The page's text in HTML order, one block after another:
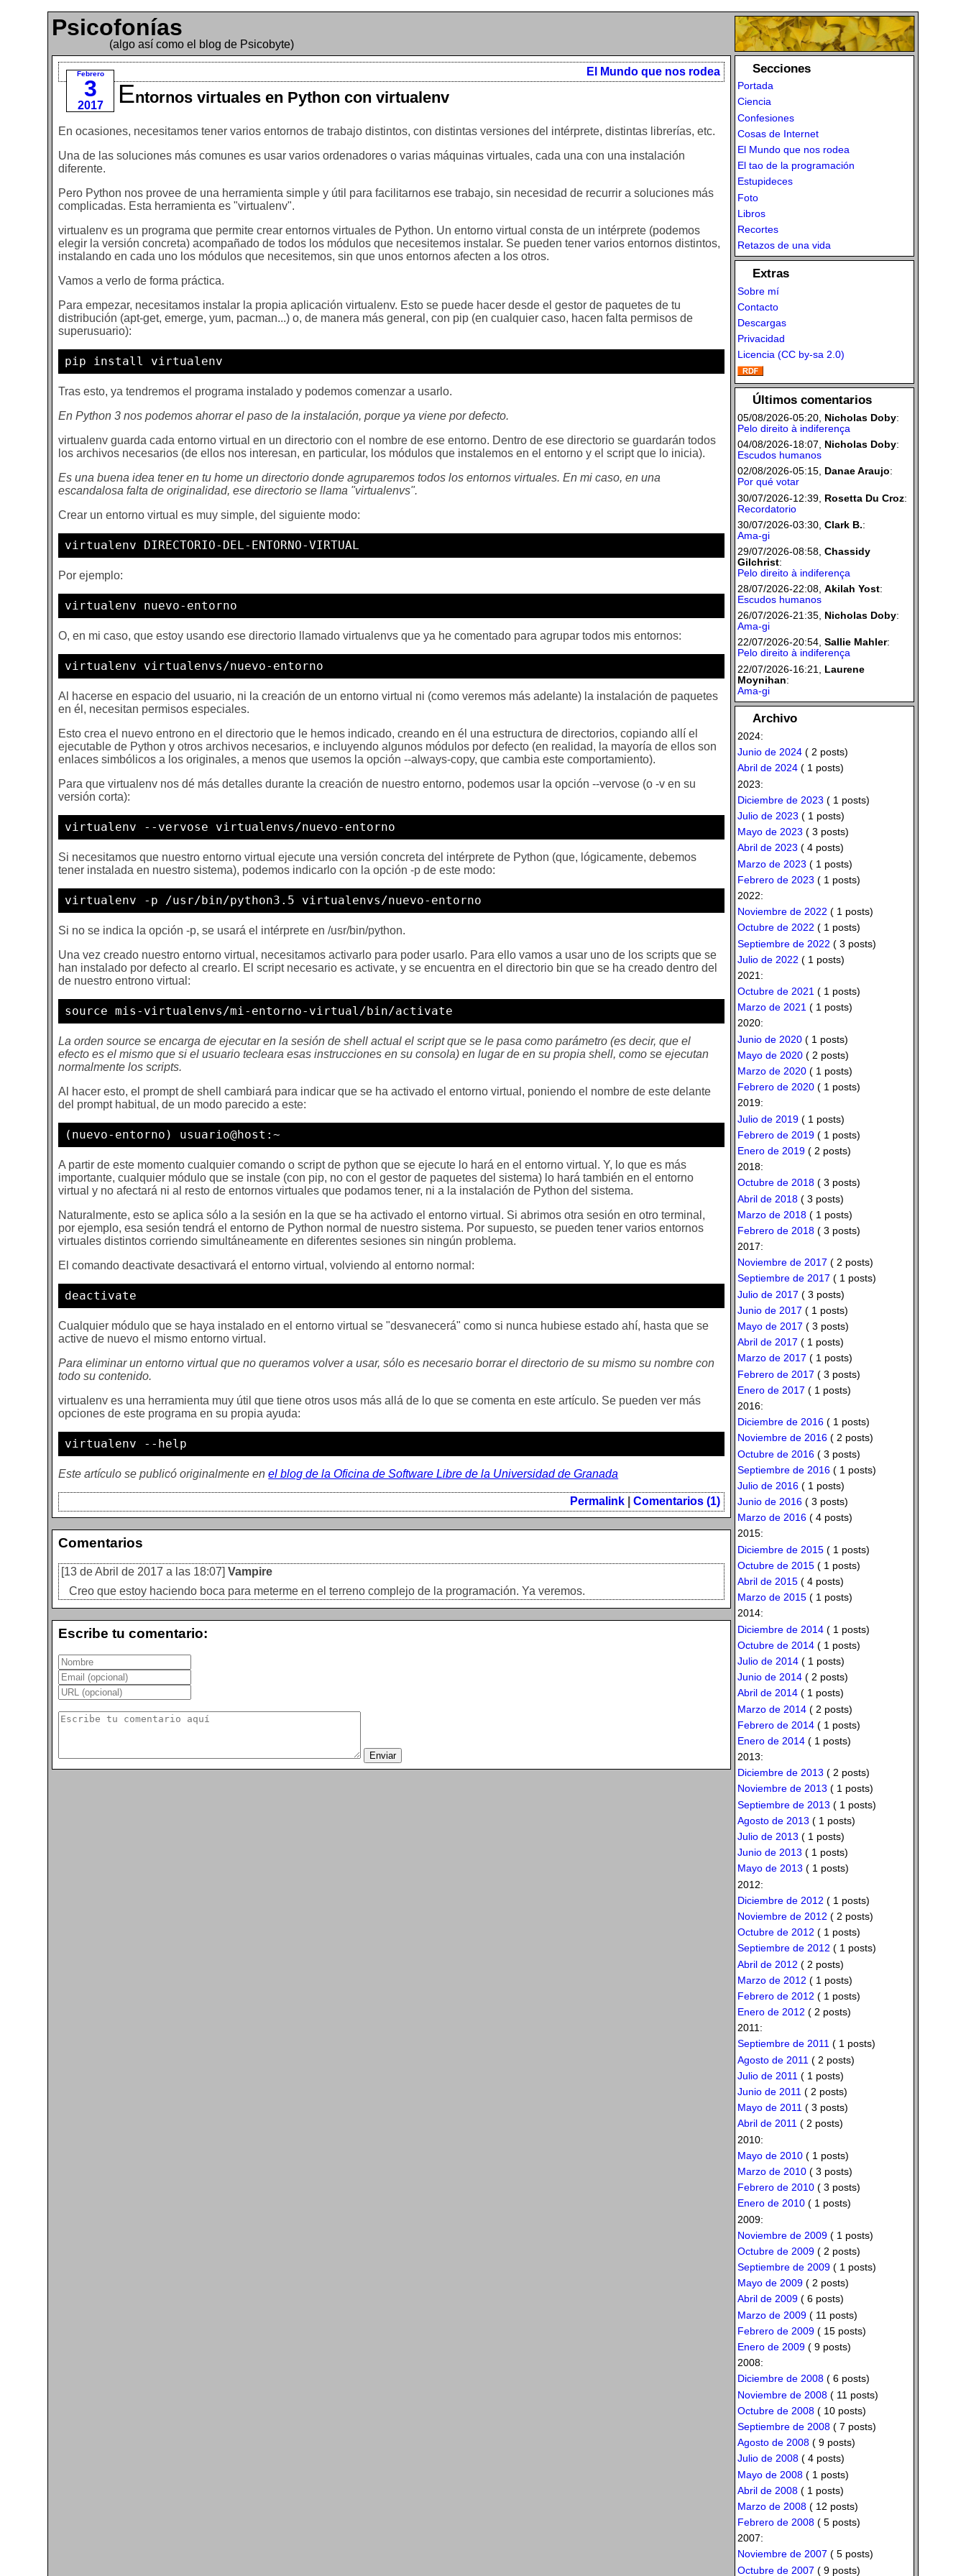
Psicofonías
(algo así como el blog de Psicobyte)
Febrero
3
2017
El Mundo que nos rodea
Entornos virtuales en Python con virtualenv
En ocasiones, necesitamos tener varios entornos de trabajo distintos, con distintas versiones del intérprete, distintas librerías, etc.
Una de las soluciones más comunes es usar varios ordenadores o varias máquinas virtuales, cada una con una instalación
diferente.
Pero Python nos provee de una herramienta simple y útil para facilitarnos ese trabajo, sin necesidad de recurrir a soluciones más
complicadas. Esta herramienta es "virtualenv".
virtualenv es un programa que permite crear entornos virtuales de Python. Un entorno virtual consta de un intérprete (podemos
elegir la versión concreta) acompañado de todos los módulos que necesitemos instalar. Se pueden tener varios entornos distintos,
instalando en cada uno los módulos que necesitemos, sin que unos entornos afecten a los otros.
Vamos a verlo de forma práctica.
Para empezar, necesitamos instalar la propia aplicación virtualenv. Esto se puede hacer desde el gestor de paquetes de tu
distribución (apt-get, emerge, yum, pacman...) o, de manera más general, con pip (en cualquier caso, hacen falta permisos de
superusuario):
pip install virtualenv
Tras esto, ya tendremos el programa instalado y podemos comenzar a usarlo.
En Python 3 nos podemos ahorrar el paso de la instalación, porque ya viene por defecto.
virtualenv guarda cada entorno virtual en un directorio con el nombre de ese entorno. Dentro de ese directorio se guardarán todos
los archivos necesarios (de ellos nos interesan, en particular, los módulos que instalemos en el entorno y el script que lo inicia).
Es una buena idea tener en tu home un directorio donde agruparemos todos los entornos virtuales. En mi caso, en una
escandalosa falta de originalidad, ese directorio se llama "virtualenvs".
Crear un entorno virtual es muy simple, del siguiente modo:
virtualenv DIRECTORIO-DEL-ENTORNO-VIRTUAL
Por ejemplo:
virtualenv nuevo-entorno
O, en mi caso, que estoy usando ese directorio llamado virtualenvs que ya he comentado para agrupar todos mis entornos:
virtualenv virtualenvs/nuevo-entorno
Al hacerse en espacio del usuario, ni la creación de un entorno virtual ni (como veremos más adelante) la instalación de paquetes
en él, necesitan permisos especiales.
Esto crea el nuevo entrono en el directorio que le hemos indicado, creando en él una estructura de directorios, copiando allí el
ejecutable de Python y otros archivos necesarios, e incluyendo algunos módulos por defecto (en realidad, la mayoría de ellos son
enlaces simbólicos a los originales, a menos que usemos la opción --always-copy, que cambia este comportamiento).
Para que virtualenv nos dé más detalles durante la creación de nuestro entorno, podemos usar la opción --vervose (o -v en su
versión corta):
virtualenv --vervose virtualenvs/nuevo-entorno
Si necesitamos que nuestro entorno virtual ejecute una versión concreta del intérprete de Python (que, lógicamente, debemos
tener instalada en nuestro sistema), podemos indicarlo con la opción -p de este modo:
virtualenv -p /usr/bin/python3.5 virtualenvs/nuevo-entorno
Si no se indica la opción -p, se usará el intérprete en /usr/bin/python.
Una vez creado nuestro entorno virtual, necesitamos activarlo para poder usarlo. Para ello vamos a usar uno de los scripts que se
han instalado por defecto al crearlo. El script necesario es activate, y se encuentra en el directorio bin que se ha creado dentro del
de nuestro entrono virtual:
source mis-virtualenvs/mi-entorno-virtual/bin/activate
La orden source se encarga de ejecutar en la sesión de shell actual el script que se le pasa como parámetro (es decir, que el
efecto es el mismo que si el usuario tecleara esas instrucciones en su consola) en lugar de en su propia shell, como se ejecutan
normalmente los scripts.
Al hacer esto, el prompt de shell cambiará para indicar que se ha activado el entorno virtual, poniendo el nombre de este delante
del prompt habitual, de un modo parecido a este:
(nuevo-entorno) usuario@host:~
A partir de este momento cualquier comando o script de python que se ejecute lo hará en el entorno virtual. Y, lo que es más
importante, cualquier módulo que se instale (con pip, no con el gestor de paquetes del sistema) lo hará también en el entorno
virtual y no afectará ni al resto de entornos virtuales que podamos tener, ni a la instalación de Python del sistema.
Naturalmente, esto se aplica sólo a la sesión en la que se ha activado el entorno virtual. Si abrimos otra sesión en otro terminal,
por ejemplo, esa sesión tendrá el entorno de Python normal de nuestro sistema. Por supuesto, se pueden tener varios entornos
virtuales distintos corriendo simultáneamente en diferentes sesiones sin ningún problema.
El comando deactivate desactivará el entorno virtual, volviendo al entorno normal:
deactivate
Cualquier módulo que se haya instalado en el entorno virtual se "desvanecerá" como si nunca hubiese estado ahí, hasta que se
active de nuevo el mismo entorno virtual.
Para eliminar un entorno virtual que no queramos volver a usar, sólo es necesario borrar el directorio de su mismo su nombre con
todo su contenido.
virtualenv es una herramienta muy útil que tiene otros usos más allá de lo que se comenta en este artículo. Se pueden ver más
opciones de este programa en su propia ayuda:
virtualenv --help
Este artículo se publicó originalmente enel blog de la Oficina de Software Libre de la Universidad de Granada
Permalink Comentarios (1)
Comentarios
[13 de Abril de 2017 a las 18:07] Vampire
Creo que estoy haciendo boca para meterme en el terreno complejo de la programación. Ya veremos.
Escribe tu comentario:
Secciones
Portada
Ciencia
Confesiones
Cosas de Internet
El Mundo que nos rodea
El tao de la programación
Estupideces
Foto
Libros
Recortes
Retazos de una vida
Extras
Sobre mí
Contacto
Descargas
Privacidad
Licencia (CC by-sa 2.0)
Últimos comentarios
05/08/2026-05:20, Nicholas Doby:
Pelo direito à indiferença
04/08/2026-18:07, Nicholas Doby:
Escudos humanos
02/08/2026-05:15, Danae Araujo:
Por qué votar
30/07/2026-12:39, Rosetta Du Croz:
Recordatorio
30/07/2026-03:30, Clark B.:
Ama-gi
29/07/2026-08:58, Chassidy
Gilchrist:
Pelo direito à indiferença
28/07/2026-22:08, Akilah Yost:
Escudos humanos
26/07/2026-21:35, Nicholas Doby:
Ama-gi
22/07/2026-20:54, Sallie Mahler:
Pelo direito à indiferença
22/07/2026-16:21, Laurene
Moynihan:
Ama-gi
Archivo
2024:
Junio de 2024( 2 posts)
Abril de 2024( 1 posts)
2023:
Diciembre de 2023 ( 1 posts)
Julio de 2023 ( 1 posts)
Mayo de 2023 ( 3 posts)
Abril de 2023 ( 4 posts)
Marzo de 2023 ( 1 posts)
Febrero de 2023 ( 1 posts)
2022:
Noviembre de 2022 ( 1 posts)
Octubre de 2022 ( 1 posts)
Septiembre de 2022 ( 3 posts)
Julio de 2022 ( 1 posts)
2021:
Octubre de 2021 ( 1 posts)
Marzo de 2021( 1 posts)
2020:
Junio de 2020( 1 posts)
Mayo de 2020( 2 posts)
Marzo de 2020( 1 posts)
Febrero de 2020( 1 posts)
2019:
Julio de 2019( 1 posts)
Febrero de 2019( 1 posts)
Enero de 2019( 2 posts)
2018:
Octubre de 2018( 3 posts)
Abril de 2018( 3 posts)
Marzo de 2018( 1 posts)
Febrero de 2018( 3 posts)
2017:
Noviembre de 2017 ( 2 posts)
Septiembre de 2017 ( 1 posts)
Julio de 2017 ( 3 posts)
Junio de 2017 ( 1 posts)
Mayo de 2017 ( 3 posts)
Abril de 2017 ( 1 posts)
Marzo de 2017 ( 1 posts)
Febrero de 2017 ( 3 posts)
Enero de 2017 ( 1 posts)
2016:
Diciembre de 2016( 1 posts)
Noviembre de 2016( 2 posts)
Octubre de 2016( 3 posts)
Septiembre de 2016( 1 posts)
Julio de 2016( 1 posts)
Junio de 2016( 3 posts)
Marzo de 2016( 4 posts)
2015:
Diciembre de 2015( 1 posts)
Octubre de 2015( 1 posts)
Abril de 2015( 4 posts)
Marzo de 2015( 1 posts)
2014:
Diciembre de 2014( 1 posts)
Octubre de 2014( 1 posts)
Julio de 2014( 1 posts)
Junio de 2014( 2 posts)
Abril de 2014( 1 posts)
Marzo de 2014( 2 posts)
Febrero de 2014( 1 posts)
Enero de 2014( 1 posts)
2013:
Diciembre de 2013 ( 2 posts)
Noviembre de 2013 ( 1 posts)
Septiembre de 2013 ( 1 posts)
Agosto de 2013 ( 1 posts)
Julio de 2013 ( 1 posts)
Junio de 2013 ( 1 posts)
Mayo de 2013 ( 1 posts)
2012:
Diciembre de 2012 ( 1 posts)
Noviembre de 2012 ( 2 posts)
Octubre de 2012 ( 1 posts)
Septiembre de 2012 ( 1 posts)
Abril de 2012 ( 2 posts)
Marzo de 2012 ( 1 posts)
Febrero de 2012 ( 1 posts)
Enero de 2012 ( 2 posts)
2011:
Septiembre de 2011( 1 posts)
Agosto de 2011 ( 2 posts)
Julio de 2011 ( 1 posts)
Junio de 2011 ( 2 posts)
Mayo de 2011 ( 3 posts)
Abril de 2011( 2 posts)
2010:
Mayo de 2010( 1 posts)
Marzo de 2010( 3 posts)
Febrero de 2010( 3 posts)
Enero de 2010( 1 posts)
2009:
Noviembre de 2009( 1 posts)
Octubre de 2009( 2 posts)
Septiembre de 2009( 1 posts)
Mayo de 2009( 2 posts)
Abril de 2009( 6 posts)
Marzo de 2009( 11 posts)
Febrero de 2009( 15 posts)
Enero de 2009( 9 posts)
2008:
Diciembre de 2008( 6 posts)
Noviembre de 2008( 11 posts)
Octubre de 2008( 10 posts)
Septiembre de 2008( 7 posts)
Agosto de 2008( 9 posts)
Julio de 2008( 4 posts)
Mayo de 2008( 1 posts)
Abril de 2008( 1 posts)
Marzo de 2008( 12 posts)
Febrero de 2008( 5 posts)
2007:
Noviembre de 2007 ( 5 posts)
Octubre de 2007 ( 9 posts)